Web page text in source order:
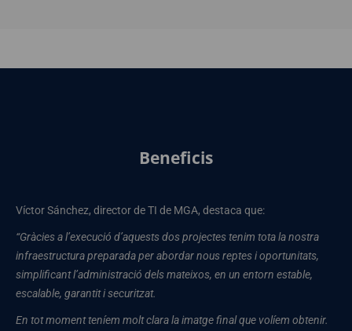
Beneficis
Víctor Sánchez, director de TI de MGA, destaca que:
“Gràcies a l’execució d’aquests dos projectes tenim tota la nostra
infraestructura preparada per abordar nous reptes i oportunitats,
simplificant l’administració dels mateixos, en un entorn estable,
escalable, garantit i securitzat.
En tot moment teníem molt clara la imatge final que volíem obtenir.